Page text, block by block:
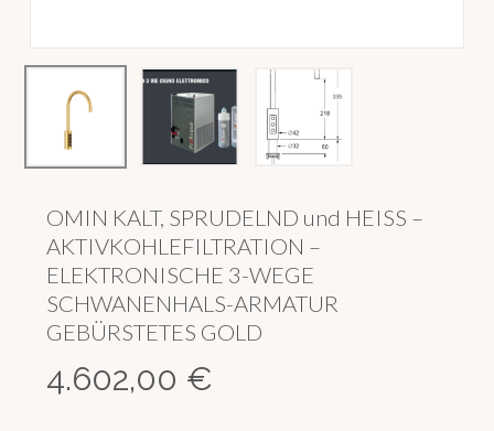
OMIN KALT, SPRUDELND und HEISS –
AKTIVKOHLEFILTRATION –
ELEKTRONISCHE 3-WEGE
SCHWANENHALS-ARMATUR
GEBÜRSTETES GOLD
4.602,00 €